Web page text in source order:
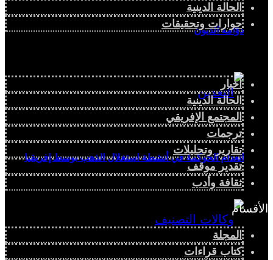
دوّامة الديون
انعدام الحوكمة في أنشطة استغلال الذهب بوسط إفريقيا
الحالة الدينية
حوارات وتحقيقات
أخبار
الحالة الدينية
المجتمع الإفريقي
ترجمات
تقارير وتحليلات
تقدير موقف
ثقافة وأدب
الأقسام
المجلة
كتاب قراءات